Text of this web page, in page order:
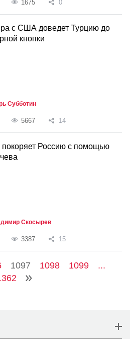
1675 0
с США доведет Турцию до
кнопки
Субботин
5667 14
покоряет Россию с помощью
Скосырев
3387 15
1097 1098 1099
...